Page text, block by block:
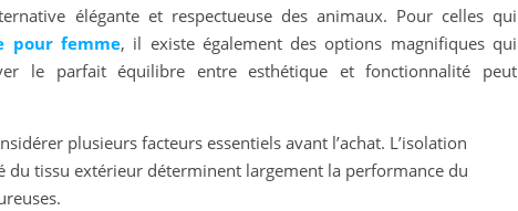
élégante et respectueuse des animaux. Pour celles qui
pour femme, il existe également des options magnifiques qui
le parfait équilibre entre esthétique et fonctionnalité peut
plusieurs facteurs essentiels avant l’achat. L’isolation
du tissu extérieur déterminent largement la performance du